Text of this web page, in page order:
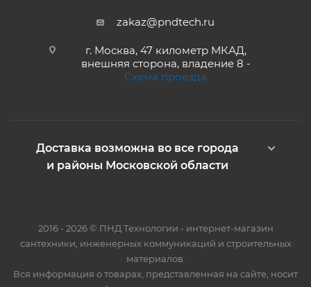
zakaz@pndtech.ru
г. Москва, 47 километр МКАД,
внешняя сторона, владение 8 -
Схема проезда
Доставка возможна во все города
и районы Московской области
2016 - 2026 © ПНД Технологии - интернет-магазин
сантехники, инженерных коммуникаций и строительных
материалов.
Вся информация о товарах, представленная на сайте, носит